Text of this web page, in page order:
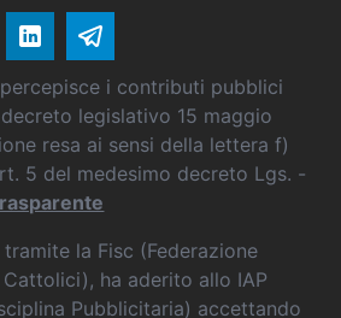
i contributi pubblici
legislativo 15 maggio
resa ai sensi della lettera f)
5 del medesimo decreto Lgs. -
la Fisc (Federazione
ha aderito allo IAP
Pubblicitaria) accettando